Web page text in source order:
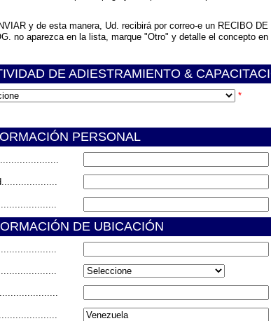
y de esta manera, Ud. recibirá por correo-e un RECIBO
no aparezca en la lista, marque "Otro" y detalle el concepto
DE ADIESTRAMIENTO &
*
PERSONAL
DE UBICACIÓN